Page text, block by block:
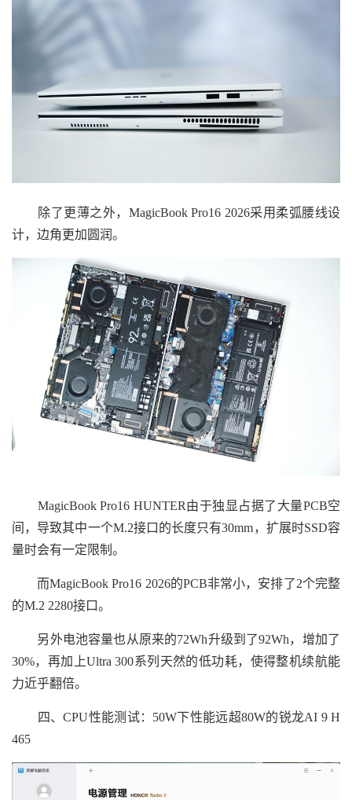
除了更薄之外，MagicBook Pro16 2026采用柔弧腰线设
计，边角更加圆润。
MagicBook Pro16 HUNTER由于独显占据了大量PCB空
间，导致其中一个M.2接口的长度只有30mm，扩展时SSD容
量时会有一定限制。
而MagicBook Pro16 2026的PCB非常小，安排了2个完整
的M.2 2280接口。
另外电池容量也从原来的72Wh升级到了92Wh，增加了
30%，再加上Ultra 300系列天然的低功耗，使得整机续航能
力近乎翻倍。
四、CPU性能测试：50W下性能远超80W的锐龙AI 9 H
465